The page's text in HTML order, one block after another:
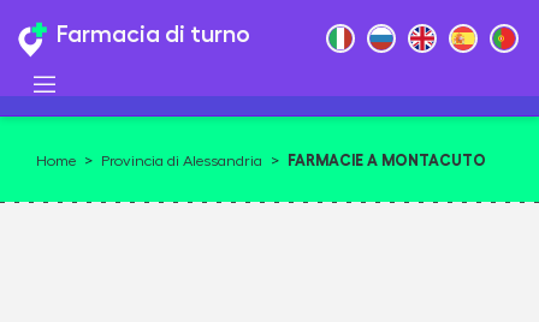
Farmacia di turno
Home > Provincia di Alessandria > FARMACIE A MONTACUTO